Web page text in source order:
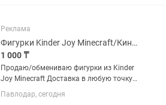
Реклама
Фигурки Kinder Joy Minecraft/Киндер Джой Майнкрафт продажа/обмен
1 000 ₸
Продаю/обмениваю фигурки из Kinder
Joy Minecraft Доставка в любую точку
Казахстана всего за 500 тг! В наличии:
1. Золотая Алекс брелок (5 шт) 2.
Павлодар, сегодня